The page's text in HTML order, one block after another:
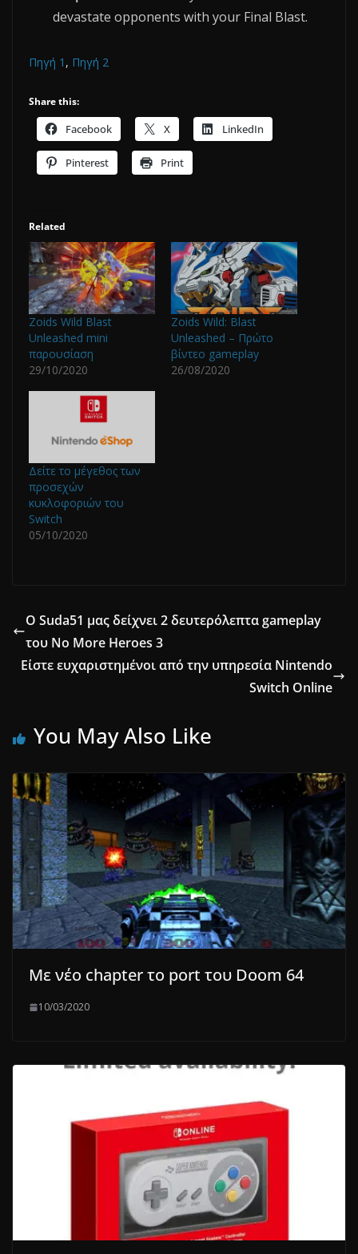
devastate opponents with your Final Blast.
Πηγή 1 , Πηγή 2
Share this:
Facebook X LinkedIn
Pinterest Print
Related
Zoids Wild Blast
Unleashed mini
παρουσίαση
29/10/2020
Zoids Wild: Blast
Unleashed – Πρώτο
βίντεο gameplay
26/08/2020
Δείτε το μέγεθος των
προσεχών
κυκλοφοριών του
Switch
05/10/2020
Ο Suda51 μας δείχνει 2 δευτερόλεπτα gameplay
του No More Heroes 3
Είστε ευχαριστημένοι από την υπηρεσία Nintendo
Switch Online
You May Also Like
Με νέο chapter το port του Doom 64
10/03/2020